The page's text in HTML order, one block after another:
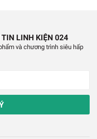
LINH KIỆN 024
và chương trình siêu hấp